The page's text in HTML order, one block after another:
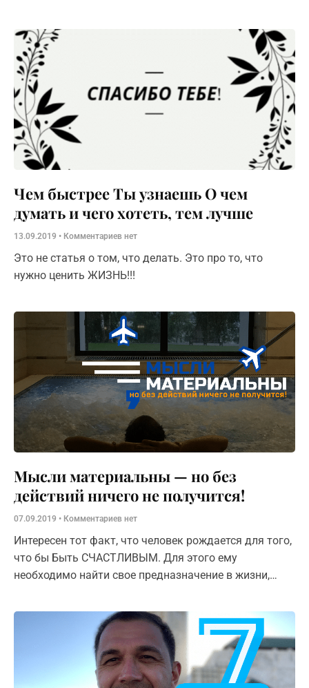
остановку части предприятия на срок от двух недель
до трёх месяцев.
Чем быстрее Ты узнаешь О чем
думать и чего хотеть, тем лучше
13.09.2019 Комментариев нет
Это не статья о том, что делать. Это про то, что
нужно ценить ЖИЗНЬ!!!
Мысли материальны — но без
действий ничего не получится!
07.09.2019 Комментариев нет
Интересен тот факт, что человек рождается для того,
что бы Быть СЧАСТЛИВЫМ. Для этого ему
необходимо найти свое предназначение в жизни,
инсайты для своего и будущего поколения.